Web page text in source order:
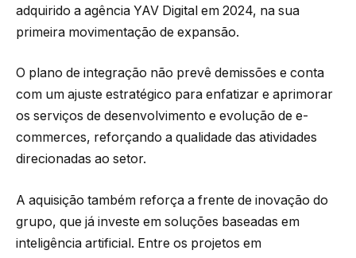
adquirido a agência YAV Digital em 2024, na sua
primeira movimentação de expansão.
O plano de integração não prevê demissões e conta
com um ajuste estratégico para enfatizar e aprimorar
os serviços de desenvolvimento e evolução de e-
commerces, reforçando a qualidade das atividades
direcionadas ao setor.
A aquisição também reforça a frente de inovação do
grupo, que já investe em soluções baseadas em
inteligência artificial. Entre os projetos em